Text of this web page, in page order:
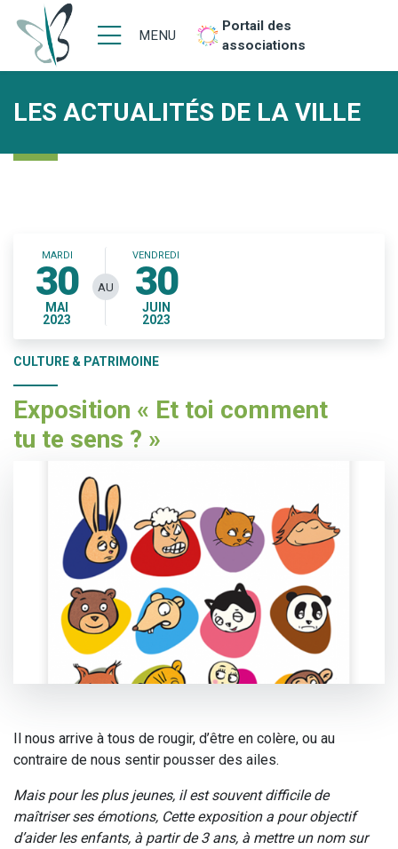
MENU
Portail des
associations
LES ACTUALITÉS DE LA VILLE
MARDI
30
MAI
2023
AU
VENDREDI
30
JUIN
2023
CULTURE & PATRIMOINE
Exposition « Et toi comment
tu te sens ? »
Il nous arrive à tous de rougir, d’être en colère, ou au
contraire de nous sentir pousser des ailes.
Mais pour les plus jeunes, il est souvent difficile de
maîtriser ses émotions, Cette exposition a pour objectif
d’aider les enfants, à partir de 3 ans, à mettre un nom sur